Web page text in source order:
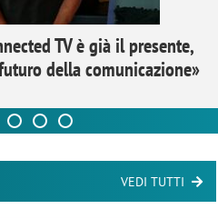
TV è già il presente,
della comunicazione»
VEDI TUTTI